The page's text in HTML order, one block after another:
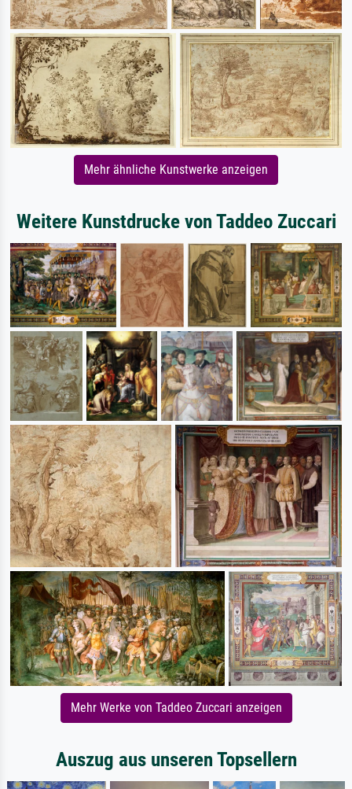
Mehr ähnliche Kunstwerke anzeigen
Weitere Kunstdrucke von Taddeo Zuccari
Mehr Werke von Taddeo Zuccari anzeigen
Auszug aus unseren Topsellern